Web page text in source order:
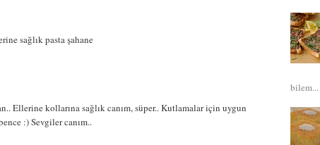
sağlık pasta şahane
Ellerine kollarına sağlık canım, süper.. Kutlamalar için uygun
:) Sevgiler canım..
bilem...